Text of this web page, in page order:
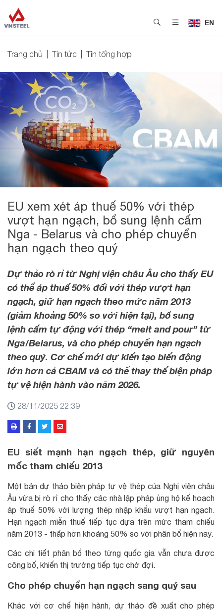
EN
Trang chủ Tin tức Tin tổng hợp
EU xem xét áp thuế 50% với thép
vượt hạn ngạch, bổ sung lệnh cấm
Nga - Belarus và cho phép chuyển
hạn ngạch theo quý
Dự thảo rò rỉ từ Nghị viện châu Âu cho thấy EU
có thể áp thuế 50% đối với thép vượt hạn
ngạch, giữ hạn ngạch theo mức năm 2013
(giảm khoảng 50% so với hiện tại), bổ sung
lệnh cấm tự động với thép “melt and pour” từ
Nga/Belarus, và cho phép chuyển hạn ngạch
theo quý. Cơ chế mới dự kiến tạo biến động
lớn hơn cả CBAM và có thể thay thế biện pháp
tự vệ hiện hành vào năm 2026.
28/11/2025 22:39
EU siết mạnh hạn ngạch thép, giữ nguyên
mốc tham chiếu 2013
Một bản dự thảo biện pháp tự vệ thép của Nghị viện châu
Âu vừa bị rò rỉ cho thấy các nhà lập pháp ủng hộ kế hoạch
áp thuế 50% với lượng thép nhập khẩu vượt hạn ngạch.
Hạn ngạch miễn thuế tiếp tục dựa trên mức tham chiếu
năm 2013 - thấp hơn khoảng 50% so với phân bổ hiện nay.
Các chi tiết phân bổ theo từng quốc gia vẫn chưa được
công bố, khiến thị trường tiếp tục chờ đợi.
Cho phép chuyển hạn ngạch sang quý sau
Khác với cơ chế hiện hành, dự thảo đề xuất cho phép